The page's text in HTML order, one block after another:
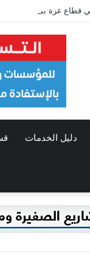
غزة بمناسبة الأول
دليل الخدمات